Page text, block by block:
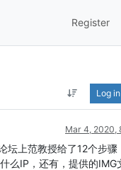
Register
Log
Mar 4, 2020,
上范教授给了12个步骤
么IP，还有，提供的IMG